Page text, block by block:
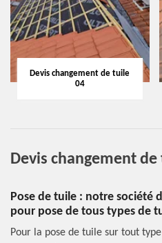
Devis changement de tuile
04
Devis changement
Pose de tuile : notre société
pour pose de tous types de
Pour la pose de tuile sur tout